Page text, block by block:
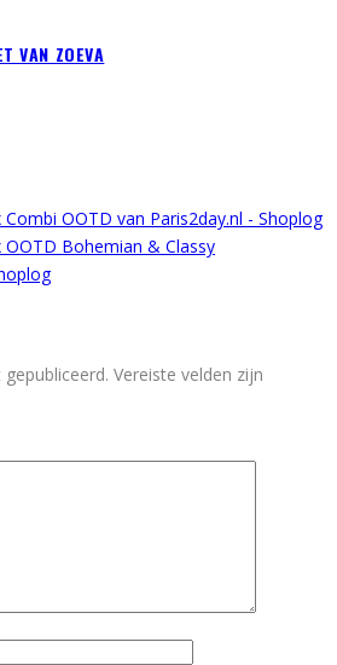
VAN ZOEVA
Combi OOTD van Paris2day.nl - Shoplog
OOTD Bohemian & Classy
Vereiste velden zijn